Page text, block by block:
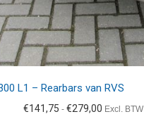
L1 – Rearbars van RVS
€141,75 - €279,00 Prijsklasse:
Excl. BTW